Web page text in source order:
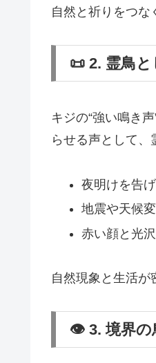
自然と祈りをつな
📜 2. 霊鳥
キジの“強い鳴き
らせる声として、
夜明けを告
地震や天候
赤い顔と光
自然現象と生活が
👁 3. 境界の